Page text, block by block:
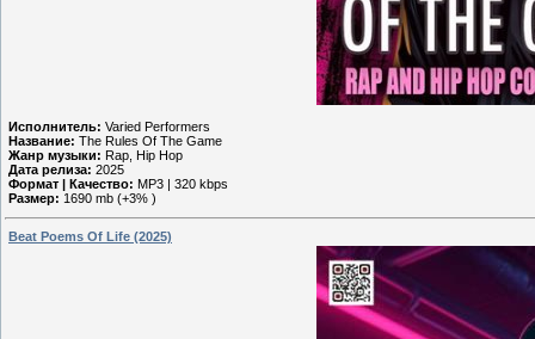
Исполнитель: Varied Performers
Название: The Rules Of The Game
Жанр музыки: Rap, Hip Hop
Дата релиза: 2025
Формат | Качество: MP3 | 320 kbps
Размер: 1690 mb (+3% )
Beat Poems Of Life (2025)